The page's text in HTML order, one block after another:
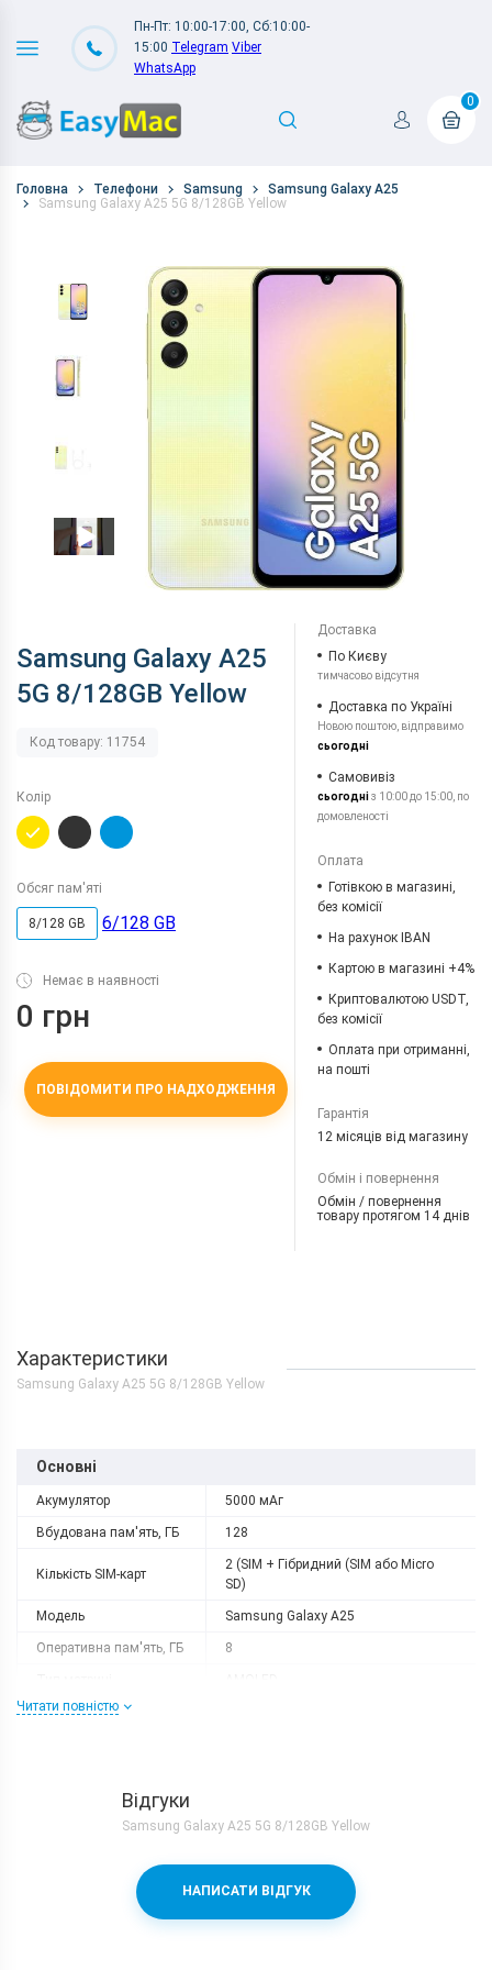
Пн-Пт: 10:00-17:00, Сб:10:00-
15:00 Telegram Viber
WhatsApp
0
Головна Телефони Samsung
Samsung Galaxy A25
Samsung Galaxy A25 5G 8/128GB Yellow
Samsung Galaxy A25
5G 8/128GB Yellow
Код товару: 11754
Колір
Обсяг пам'яті
8/128 GB 6/128 GB
Немає в наявності
0 грн
ПОВІДОМИТИ ПРО НАДХОДЖЕННЯ
Доставка
По Києву
тимчасово відсутня
Доставка по Україні
Новою поштою, відправимо
сьогодні
Самовивіз
сьогодніз 10:00 до 15:00, по
домовленості
Оплата
Готівкою в магазині,
без комісії
На рахунок IBAN
Картою в магазині +4%
Криптовалютою USDT,
без комісії
Оплата при отриманні,
на пошті
Гарантія
12 місяців від магазину
Обмін і повернення
Обмін / повернення
товару протягом 14 днів
Характеристики
Samsung Galaxy A25 5G 8/128GB Yellow
Основні
Акумулятор 5000 мАг
Вбудована пам'ять, ГБ 128
Кількість SIM-карт
2 (SIM + Гібридний (SIM або Micro
SD)
Модель Samsung Galaxy A25
Оперативна пам'ять, ГБ 8
Процесор
Основна камера, Мп 50 (f/1.8) + 8 (f/2.2) + 2 (f/2.4)
Фронтальна камера, Мп
Читати повністю
Відгуки
Samsung Galaxy A25 5G 8/128GB Yellow
НАПИСАТИ ВІДГУК